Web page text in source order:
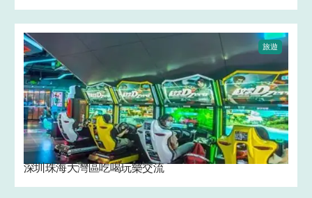
旅遊
深圳珠海大灣區吃喝玩樂交流